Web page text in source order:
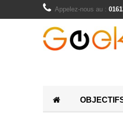
Appelez-nous au :